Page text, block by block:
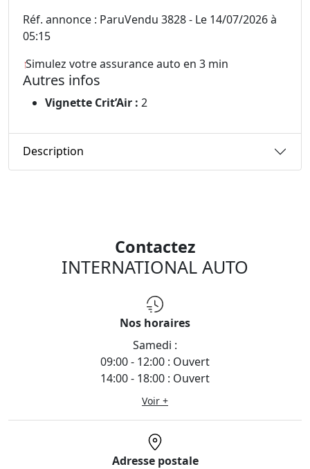
Réf. annonce : ParuVendu 3828 - Le 14/07/2026 à
05:15
Simulez votre assurance auto en 3 min
Autres infos
Vignette Crit’Air : 2
Description
Contactez
INTERNATIONAL AUTO
Nos horaires
Samedi :
09:00 - 12:00 : Ouvert
14:00 - 18:00 : Ouvert
Voir +
Adresse postale